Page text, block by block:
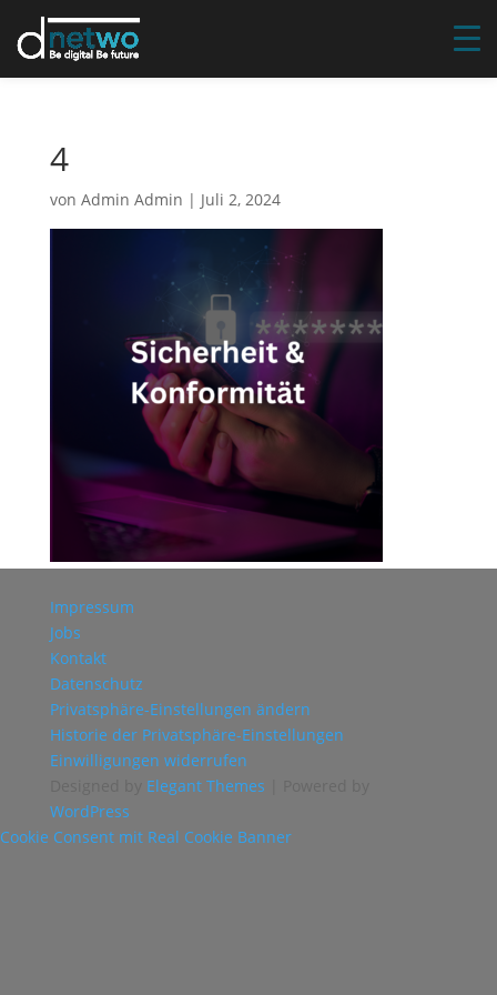
4
von Admin Admin | Juli 2, 2024
Impressum
Jobs
Kontakt
Datenschutz
Privatsphäre-Einstellungen ändern
Historie der Privatsphäre-Einstellungen
Einwilligungen widerrufen
Elegant Themes
WordPress
Cookie Consent mit Real Cookie Banner